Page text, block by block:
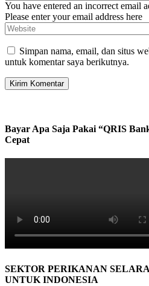
You have entered an incorrect email
Please enter your email address here
Simpan nama, email, dan situs
untuk komentar saya berikutnya.
Bayar Apa Saja Pakai “QRIS
Cepat
SEKTOR PERIKANAN
UNTUK INDONESIA